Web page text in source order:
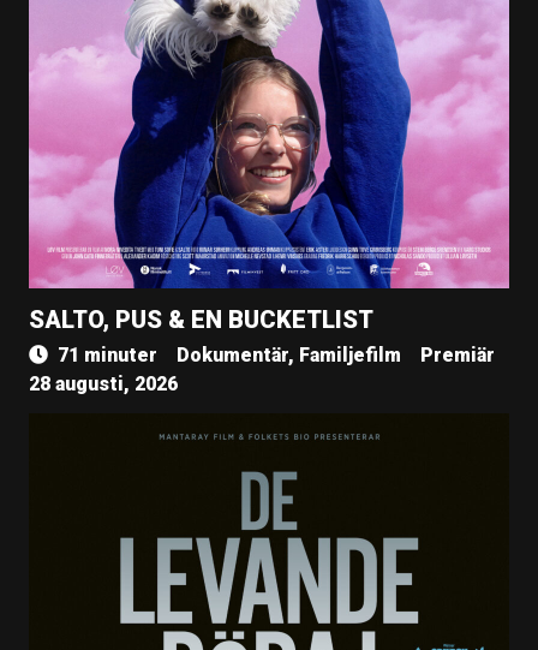
SALTO, PUS & EN BUCKETLIST
71 minuter Dokumentär, Familjefilm
Premiär
28 augusti, 2026